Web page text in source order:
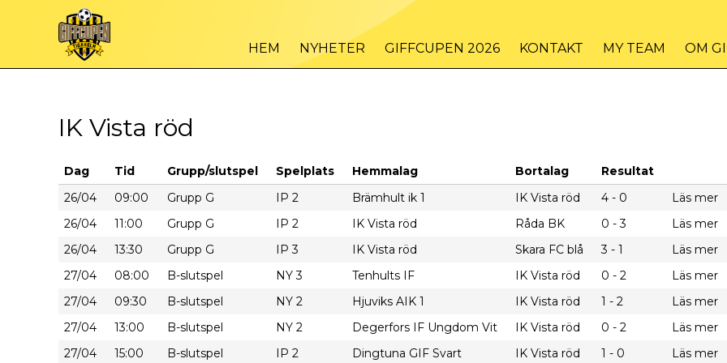
HEM NYHETER GIFFCUPEN 2026 KONTAKT MY TEAM OM
IK Vista röd
Dag Tid Grupp/slutspel Spelplats Hemmalag Bortalag
Resultat
26/04
09:00 Grupp G IP 2 Brämhult ik 1 IK Vista röd 4 - 0
Läs mer
26/04
11:00 Grupp G IP 2 IK Vista röd Råda BK 0 - 3
Läs mer
26/04
13:30 Grupp G IP 3 IK Vista röd Skara FC blå 3 - 1
Läs mer
27/04
08:00 B-slutspel NY 3 Tenhults IF IK Vista röd 0 - 2
Läs mer
27/04
09:30 B-slutspel NY 2 Hjuviks AIK 1 IK Vista röd 1 - 2
Läs mer
27/04
13:00 B-slutspel NY 2 Degerfors IF Ungdom Vit IK Vista röd 0 - 2
Läs mer
27/04
15:00 B-slutspel IP 2 Dingtuna GIF Svart IK Vista röd 1 - 0 Läs mer